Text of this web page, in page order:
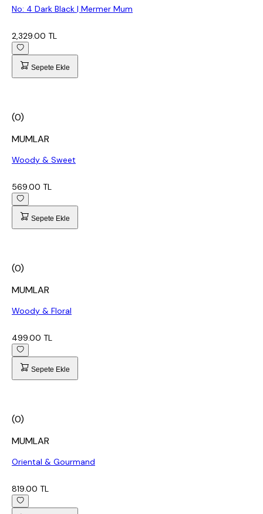
No: 4 Dark Black | Mermer Mum
2,329.00 TL
Sepete Ekle
(0)
MUMLAR
Woody & Sweet
569.00 TL
Sepete Ekle
(0)
MUMLAR
Woody & Floral
499.00 TL
Sepete Ekle
(0)
MUMLAR
Oriental & Gourmand
819.00 TL